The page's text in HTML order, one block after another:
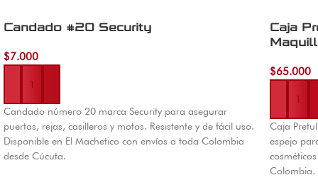
Candado #20 Security
$7.000
Añadir al carrito
Candado número 20 marca Security para asegurar
puertas, rejas, casilleros y motos. Resistente y de fácil uso.
Disponible en El Machetico con envíos a toda Colombia
desde Cúcuta.
Caja
$65.000
Añadir al
Caja
espejo
Colombia.